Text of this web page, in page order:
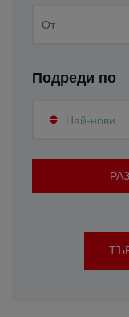
Подреди по
Най-нови